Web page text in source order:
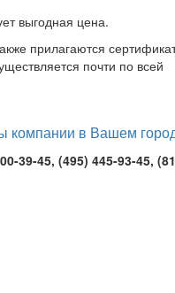
выгодная цена.
прилагаются
почти по всей
39-45, (495) 445-93-45,